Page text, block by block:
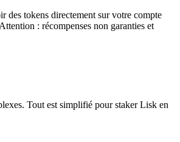
des tokens directement sur votre compte
: récompenses non garanties et
Tout est simplifié pour staker Lisk en